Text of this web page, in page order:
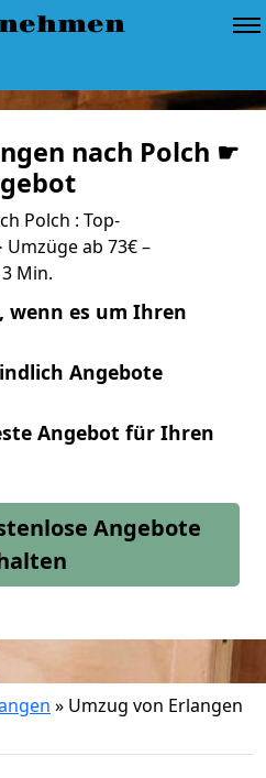
nach Polch ☛
Polch : Top-
ab 73€ –
Min.
wenn es um Ihren
Angebote
Angebot für Ihren
Angebote
» Umzug von Erlangen